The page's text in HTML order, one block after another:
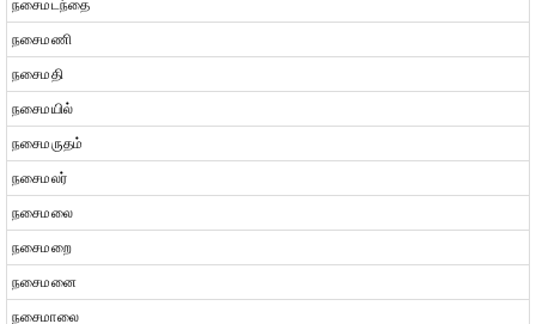
நசைமடந்தை
நசைமணி
நசைமதி
நசைமயில்
நசைமருதம்
நசைமலர்
நசைமலை
நசைமறை
நசைமனை
நசைமாலை